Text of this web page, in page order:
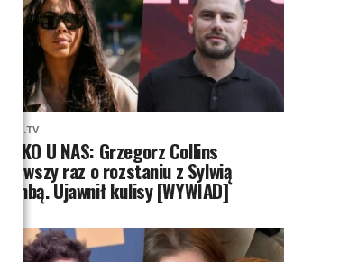
PRZE.TV
TYLKO U NAS: Grzegorz Collins
pierwszy raz o rozstaniu z Sylwią
Bombą. Ujawnił kulisy [WYWIAD]